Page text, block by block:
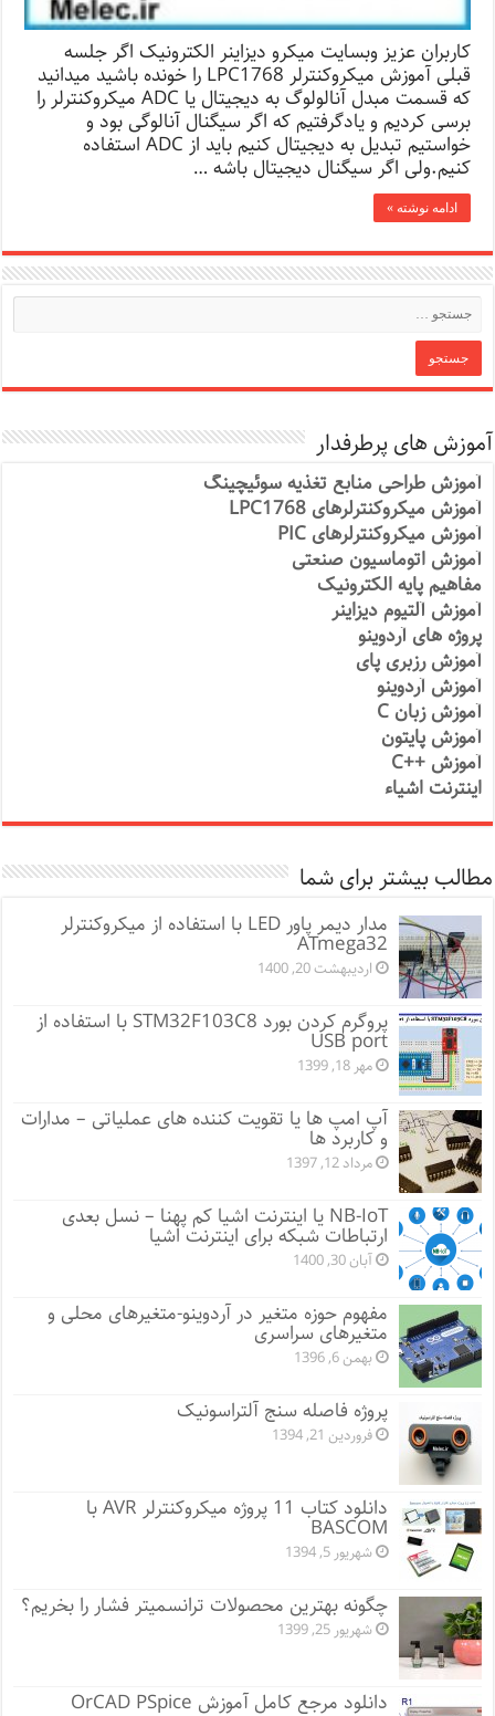
کاربران عزیز وبسایت میکرو دیزاینر الکترونیک اگر جلسه
قبلی آموزش میکروکنترلر LPC1768 را خونده باشید میدانید
که قسمت مبدل آنالولوگ به دیجیتال یا ADC میکروکنترلر را
برسی کردیم و یادگرفتیم که اگر سیگنال آنالوگی بود و
خواستیم تبدیل به دیجیتال کنیم باید از ADC استفاده
کنیم.ولی اگر سیگنال دیجیتال باشه …
ادامه نوشته »
آموزش های پرطرفدار
آموزش طراحی منابع تغذیه سوئیچینگ
آموزش میکروکنترلرهای LPC1768
آموزش میکروکنترلرهای PIC
آموزش اتوماسیون صنعتی
مفاهیم پایه الکترونیک
آموزش آلتیوم دیزاینر
پروژه های آردوینو
آموزش رزبری پای
آموزش آردوینو
آموزش زبان C
آموزش پایتون
آموزش ++C
اینترنت اشیاء
مطالب بیشتر برای شما
مدار دیمر پاور LED با استفاده از میکروکنترلر
ATmega32
اردیبهشت 20, 1400
پروگرم کردن بورد STM32F103C8 با استفاده از
USB port
مهر 18, 1399
آپ امپ ها یا تقویت کننده های عملیاتی – مدارات
و کاربرد ها
مرداد 12, 1397
NB-IoT یا اینترنت اشیا کم پهنا – نسل بعدی
ارتباطات شبکه برای اینترنت اشیا
آبان 30, 1400
مفهوم حوزه متغیر در آردوینو-متغیرهای محلی و
متغیرهای سراسری
بهمن 6, 1396
پروژه فاصله سنج آلتراسونیک
فروردین 21, 1394
دانلود کتاب 11 پروژه میکروکنترلر AVR با
BASCOM
شهریور 5, 1394
چگونه بهترین محصولات ترانسمیتر فشار را بخریم؟
شهریور 25, 1399
دانلود مرجع کامل آموزش OrCAD PSpice